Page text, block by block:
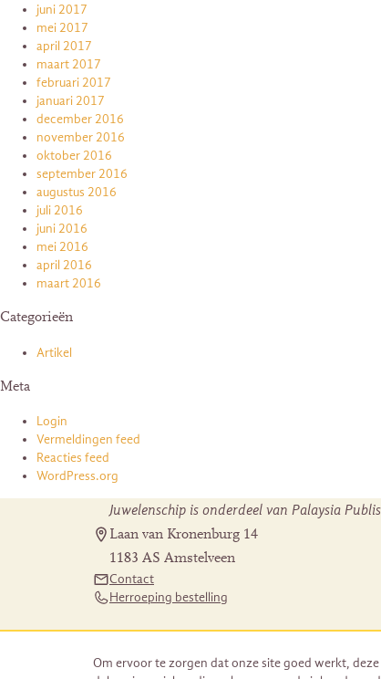
juni 2017
mei 2017
april 2017
maart 2017
februari 2017
januari 2017
december 2016
november 2016
oktober 2016
september 2016
augustus 2016
juli 2016
juni 2016
mei 2016
april 2016
maart 2016
Categorieën
Artikel
Meta
Login
Vermeldingen feed
Reacties feed
WordPress.org
Juwelenschip is onderdeel van Palaysia
Laan van Kronenburg 14
1183 AS Amstelveen
Contact
Herroeping bestelling
Om ervoor te zorgen dat onze site goed werkt,